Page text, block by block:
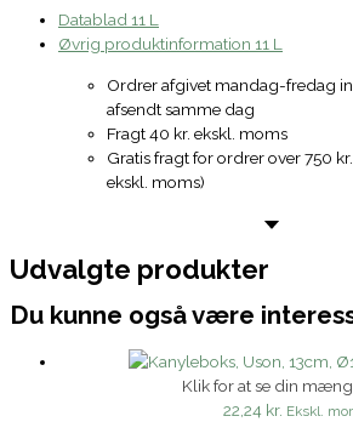
Datablad 11 L
Øvrig produktinformation 11 L
Ordrer afgivet mandag-fredag
afsendt samme dag
Fragt 40 kr. ekskl. moms
Gratis fragt for ordrer over 750
ekskl. moms)
Udvalgte produkter
Du kunne også være
Klik for at se din
22,24 kr. Ekskl.